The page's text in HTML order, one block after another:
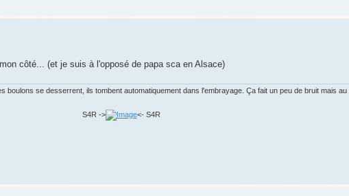
côté... (et je suis à l'opposé de papa sca en Alsace)
boulons se desserrent, ils tombent automatiquement dans l'embrayage. Ça fait un peu de bruit mais au
S4R ->
<- S4R